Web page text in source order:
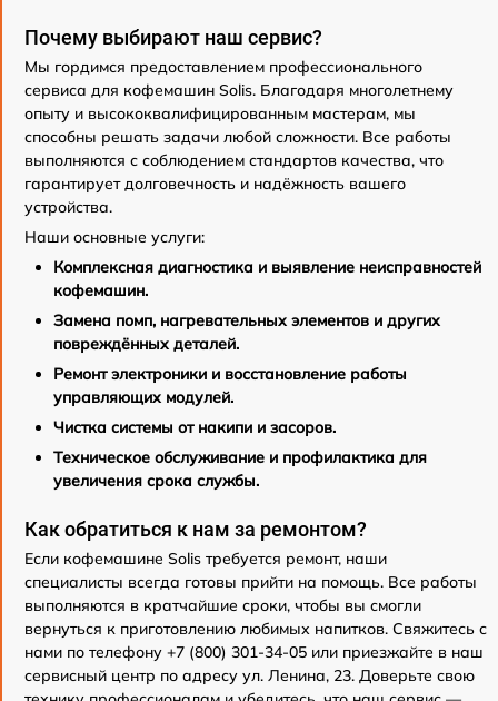
Почему выбирают наш сервис?
Мы гордимся предоставлением профессионального
сервиса для кофемашин Solis. Благодаря многолетнему
опыту и высококвалифицированным мастерам, мы
способны решать задачи любой сложности. Все работы
выполняются с соблюдением стандартов качества, что
гарантирует долговечность и надёжность вашего
устройства.
Наши основные услуги:
Комплексная диагностика и выявление неисправностей
кофемашин.
Замена помп, нагревательных элементов и других
повреждённых деталей.
Ремонт электроники и восстановление работы
управляющих модулей.
Чистка системы от накипи и засоров.
Техническое обслуживание и профилактика для
увеличения срока службы.
Как обратиться к нам за ремонтом?
Если кофемашине Solis требуется ремонт, наши
специалисты всегда готовы прийти на помощь. Все работы
выполняются в кратчайшие сроки, чтобы вы смогли
вернуться к приготовлению любимых напитков. Свяжитесь с
нами по телефону +7 (800) 301-34-05 или приезжайте в наш
сервисный центр по адресу ул. Ленина, 23. Доверьте свою